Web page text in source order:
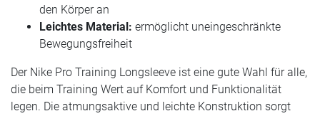
den Körper an
Leichtes Material: ermöglicht uneingeschränkte
Bewegungsfreiheit
Der Nike Pro Training Longsleeve ist eine gute Wahl für alle,
die beim Training Wert auf Komfort und Funktionalität
legen. Die atmungsaktive und leichte Konstruktion sorgt